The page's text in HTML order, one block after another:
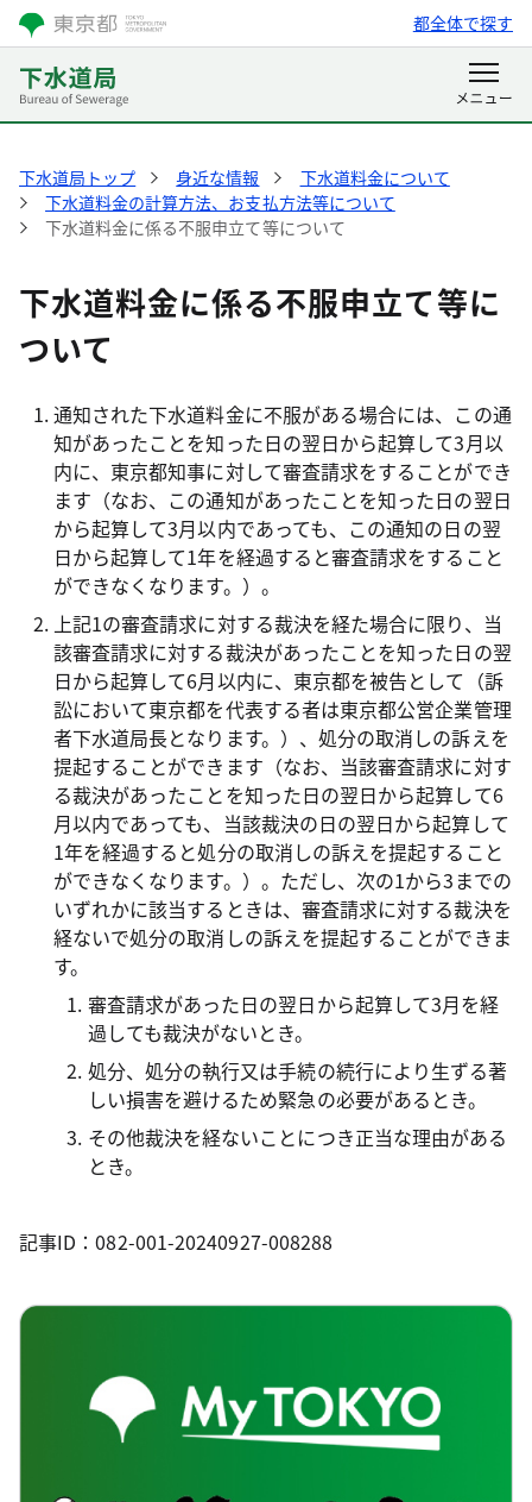
都全体で探す
下水道局トップ 身近な情報
下水道料金について
下水道料金の計算方法、お支払方法等について
下水道料金に係る不服申立て等について
下水道料金に係る不服申立て等に
ついて
通知された下水道料金に不服がある場合には、この通
知があったことを知った日の翌日から起算して3月以
内に、東京都知事に対して審査請求をすることができ
ます（なお、この通知があったことを知った日の翌日
から起算して3月以内であっても、この通知の日の翌
日から起算して1年を経過すると審査請求をすること
ができなくなります。）。
上記1の審査請求に対する裁決を経た場合に限り、当
該審査請求に対する裁決があったことを知った日の翌
日から起算して6月以内に、東京都を被告として（訴
訟において東京都を代表する者は東京都公営企業管理
者下水道局長となります。）、処分の取消しの訴えを
提起することができます（なお、当該審査請求に対す
る裁決があったことを知った日の翌日から起算して6
月以内であっても、当該裁決の日の翌日から起算して
1年を経過すると処分の取消しの訴えを提起すること
ができなくなります。）。ただし、次の1から3までの
いずれかに該当するときは、審査請求に対する裁決を
経ないで処分の取消しの訴えを提起することができま
す。
審査請求があった日の翌日から起算して3月を経
過しても裁決がないとき。
処分、処分の執行又は手続の続行により生ずる著
しい損害を避けるため緊急の必要があるとき。
その他裁決を経ないことにつき正当な理由がある
とき。
記事ID：082-001-20240927-008288